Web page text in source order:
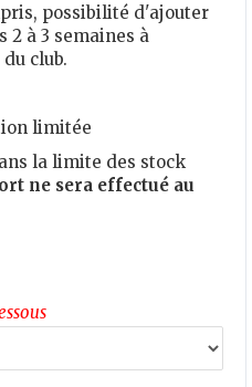
possibilité d'ajouter
à 3 semaines à
club.
limitée
la limite des stock
ne sera effectué au